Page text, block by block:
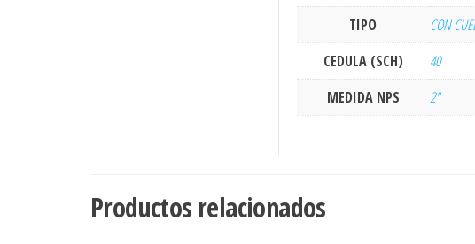
TIPO
CON
CEDULA (SCH)
40
MEDIDA NPS
2"
Productos relacionados